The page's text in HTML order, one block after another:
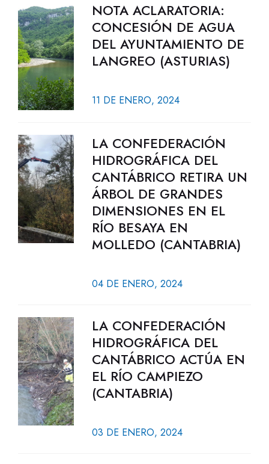
NOTA ACLARATORIA:
CONCESIÓN DE AGUA
DEL AYUNTAMIENTO DE
LANGREO (ASTURIAS)
11 DE ENERO, 2024
LA CONFEDERACIÓN
HIDROGRÁFICA DEL
CANTÁBRICO RETIRA UN
ÁRBOL DE GRANDES
DIMENSIONES EN EL
RÍO BESAYA EN
MOLLEDO (CANTABRIA)
04 DE ENERO, 2024
LA CONFEDERACIÓN
HIDROGRÁFICA DEL
CANTÁBRICO ACTÚA EN
EL RÍO CAMPIEZO
(CANTABRIA)
03 DE ENERO, 2024